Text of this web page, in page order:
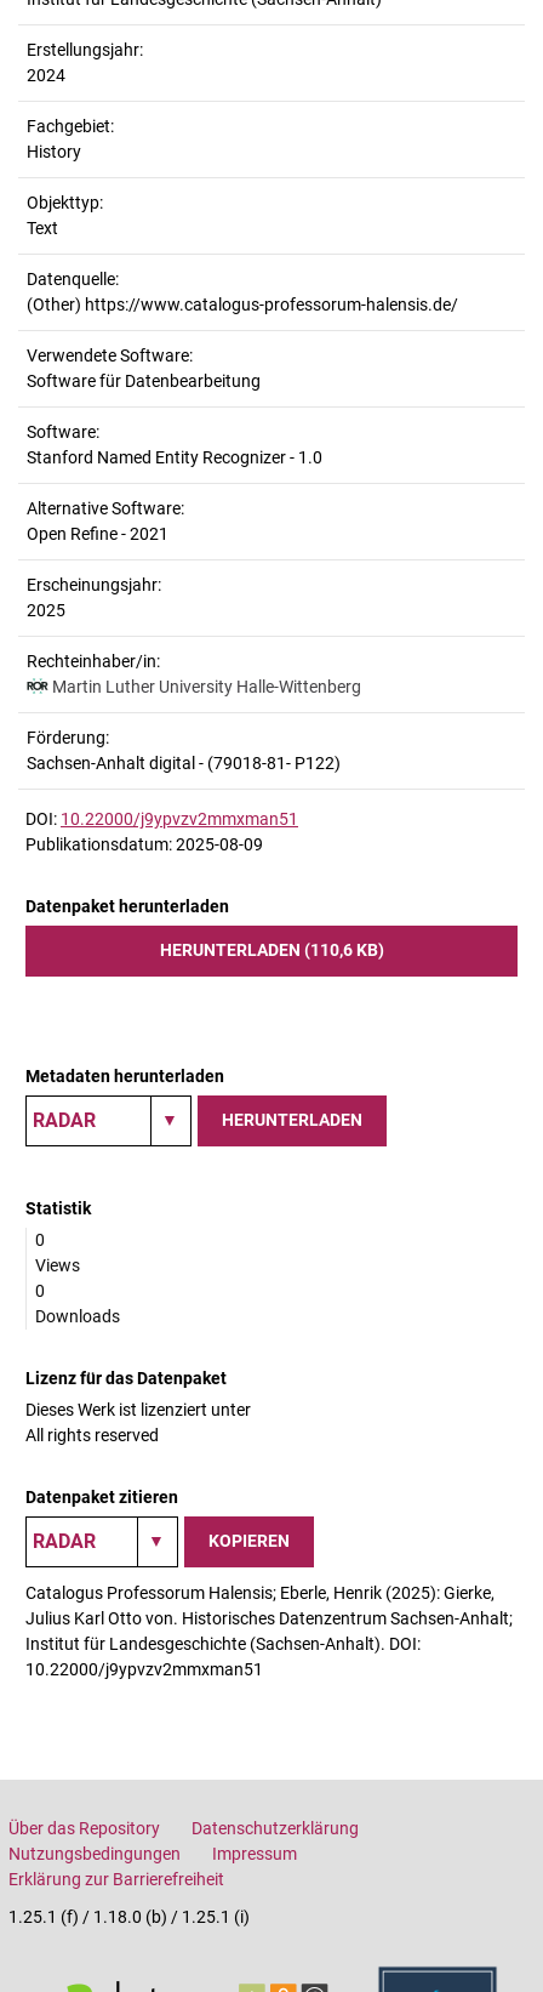
Erstellungsjahr:
2024
Fachgebiet:
History
Objekttyp:
Text
Datenquelle:
(Other) https://www.catalogus-professorum-halensis.de/
Verwendete Software:
Software für Datenbearbeitung
Software:
Stanford Named Entity Recognizer - 1.0
Alternative Software:
Open Refine - 2021
Erscheinungsjahr:
2025
Rechteinhaber/in:
Martin Luther University Halle-Wittenberg
Förderung:
Sachsen-Anhalt digital - (79018-81- P122)
DOI: 10.22000/j9ypvzv2mmxman51
Publikationsdatum: 2025-08-09
Datenpaket herunterladen
HERUNTERLADEN (110,6 KB)
Metadaten herunterladen
HERUNTERLADEN
Statistik
0
Views
0
Downloads
Lizenz für das Datenpaket
Dieses Werk ist lizenziert unter
All rights reserved
Datenpaket zitieren
KOPIEREN
Catalogus Professorum Halensis; Eberle, Henrik (2025): Gierke,
Julius Karl Otto von. Historisches Datenzentrum Sachsen-Anhalt;
Institut für Landesgeschichte (Sachsen-Anhalt). DOI:
10.22000/j9ypvzv2mmxman51
Über das Repository
Datenschutzerklärung
Nutzungsbedingungen
Impressum
Erklärung zur Barrierefreiheit
1.25.1 (f) / 1.18.0 (b) / 1.25.1 (i)